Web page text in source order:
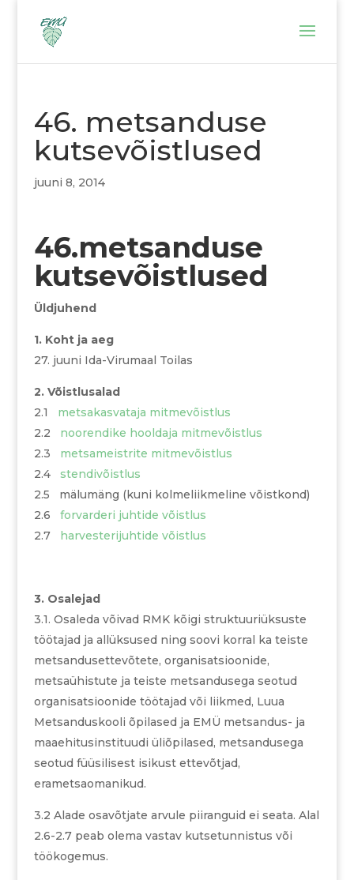
46. metsanduse
kutsevõistlused
juuni 8, 2014
46.metsanduse
kutsevõistlused
Üldjuhend
1. Koht ja aeg
27. juuni Ida-Virumaal Toilas
2. Võistlusalad
2.1 metsakasvataja mitmevõistlus
2.2 noorendike hooldaja mitmevõistlus
2.3 metsameistrite mitmevõistlus
2.4 stendivõistlus
2.5 mälumäng (kuni kolmeliikmeline võistkond)
2.6 forvarderi juhtide võistlus
2.7 harvesterijuhtide võistlus
3. Osalejad
3.1. Osaleda võivad RMK kõigi struktuuriüksuste
töötajad ja allüksused ning soovi korral ka teiste
metsandusettevõtete, organisatsioonide,
metsaühistute ja teiste metsandusega seotud
organisatsioonide töötajad või liikmed, Luua
Metsanduskooli õpilased ja EMÜ metsandus- ja
maaehitusinstituudi üliõpilased, metsandusega
seotud füüsilisest isikust ettevõtjad,
erametsaomanikud.
3.2 Alade osavõtjate arvule piiranguid ei seata. Alal
2.6-2.7 peab olema vastav kutsetunnistus või
töökogemus.